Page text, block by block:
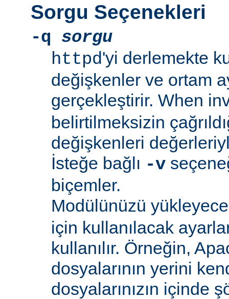
Sorgu Seçenekleri
-q
sorgu
httpd'yi derlemekte
değişkenler ve ortam
gerçekleştirir. When
belirtilmeksizin
değişkenleri
İsteğe bağlı -v
biçemler.
Modülünüzü
için kullanılacak
kullanılır. Örneğin,
dosyalarının yerini
dosyalarınızın içinde